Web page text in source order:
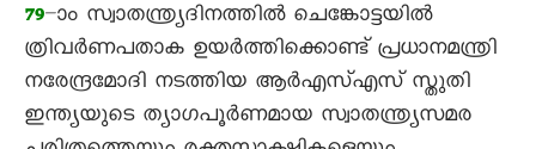
79–ാം സ്വാതന്ത്ര്യദിനത്തിൽ ചെങ്കോട്ടയിൽ
ത്രിവർണപതാക ഉയർത്തിക്കൊണ്ട് പ്രധാനമന്ത്രി
നരേന്ദ്രമോദി നടത്തിയ ആർഎസ്എസ് സ്തുതി
ഇന്ത്യയുടെ ത്യാഗപൂർണമായ സ്വാതന്ത്ര്യസമര